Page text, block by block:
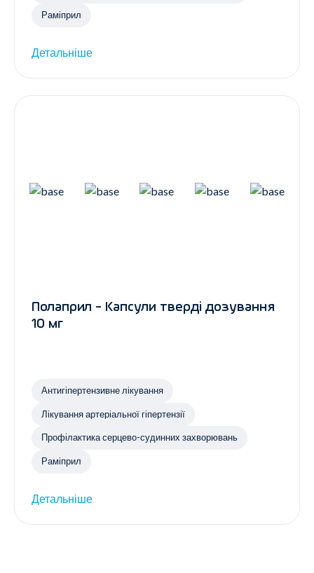
Раміприл
Детальніше
Полаприл - Капсули тверді дозування
10 мг
Антигіпертензивне лікування
Лікування артеріальної гіпертензії
Профілактика серцево-судинних захворювань
Раміприл
Детальніше